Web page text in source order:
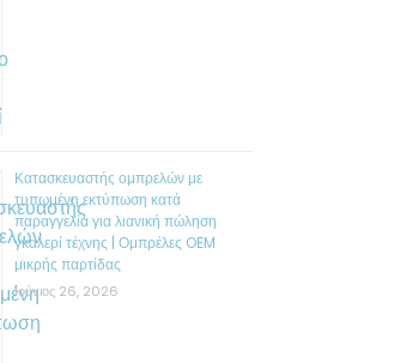
Κατασκευαστής ομπρελών με
τυπωμένη εκτύπωση κατά
παραγγελία για λιανική πώληση
γκαλερί τέχνης | Ομπρέλες OEM
μικρής παρτίδας
Ιούνιος 26, 2026